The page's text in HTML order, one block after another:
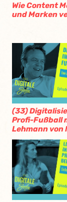
Wie Content
und Marken
(33)
Profi-Fußball
Lehmann von